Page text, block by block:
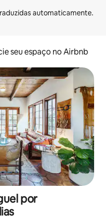
seu espaço no Airbnb
por